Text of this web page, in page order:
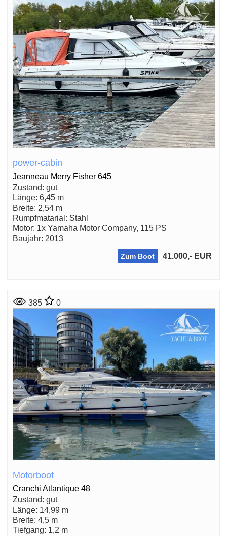
power-cabin
Jeanneau Merry Fisher 645
Zustand: gut
Länge: 6,45 m
Breite: 2,54 m
Rumpfmatarial: Stahl
Motor: 1x Yamaha Motor Company, 115 PS
Baujahr: 2013
Zum Boot 41.000,- EUR
385 0
Motorboot
Cranchi Atlantique 48
Zustand: gut
Länge: 14,99 m
Breite: 4,5 m
Tiefgang: 1,2 m